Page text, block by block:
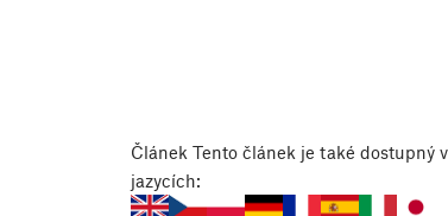
Článek Tento článek je také dostupný
jazycích: